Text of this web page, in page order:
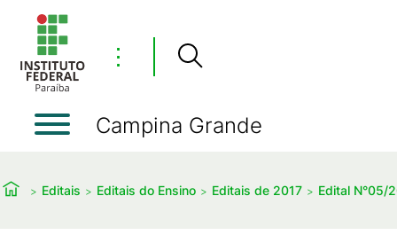
⋮
Campina Grande
Editais Editais do Ensino Editais de 2017 Edital N°05/